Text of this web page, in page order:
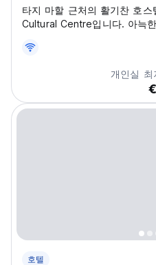
타지 마할 근처의 활기찬 호
Cultural Centre입니다. 아늑
translated from original
개인실 최
호텔